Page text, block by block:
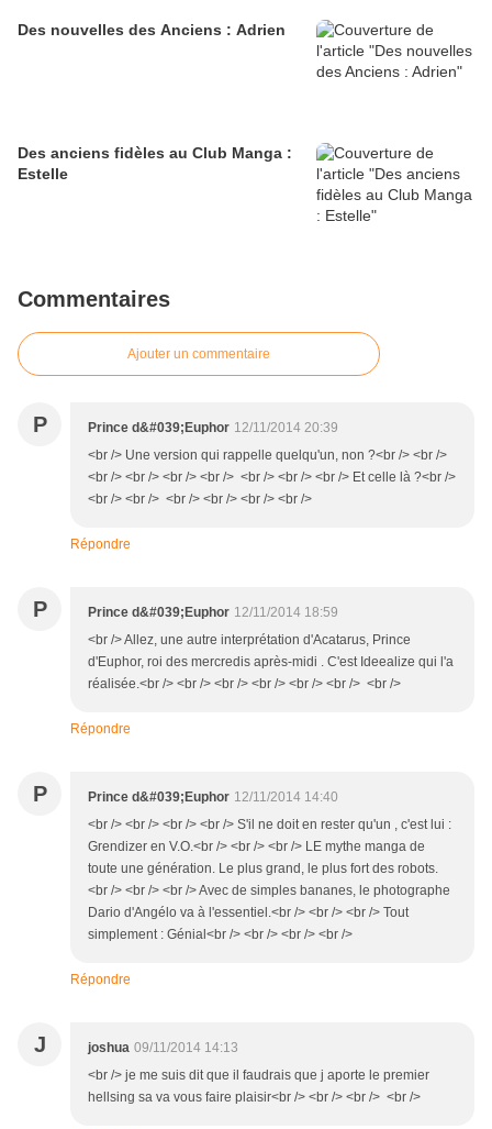
Des nouvelles des Anciens : Adrien
Des anciens fidèles au Club Manga :
Estelle
Commentaires
Ajouter un commentaire
P Prince d&#039;Euphor 12/11/2014 20:39
<br /> Une version qui rappelle quelqu'un, non ?<br /> <br />
<br /> <br /> <br /> <br /> <br /> <br /> <br /> Et celle là ?<br />
<br /> <br /> <br /> <br /> <br /> <br />
Répondre
P Prince d&#039;Euphor 12/11/2014 18:59
<br /> Allez, une autre interprétation d'Acatarus, Prince
d'Euphor, roi des mercredis après-midi . C'est Ideealize qui l'a
réalisée.<br /> <br /> <br /> <br /> <br /> <br /> <br />
Répondre
P Prince d&#039;Euphor 12/11/2014 14:40
<br /> <br /> <br /> <br /> S'il ne doit en rester qu'un , c'est lui :
Grendizer en V.O.<br /> <br /> <br /> LE mythe manga de
toute une génération. Le plus grand, le plus fort des robots.
<br /> <br /> <br /> Avec de simples bananes, le photographe
Dario d'Angélo va à l'essentiel.<br /> <br /> <br /> Tout
simplement : Génial<br /> <br /> <br /> <br />
Répondre
J joshua 09/11/2014 14:13
<br /> je me suis dit que il faudrais que j aporte le premier
hellsing sa va vous faire plaisir<br /> <br /> <br /> <br />